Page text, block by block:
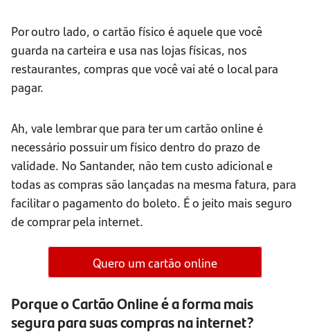
Por outro lado, o cartão físico é aquele que você
guarda na carteira e usa nas lojas físicas, nos
restaurantes, compras que você vai até o local para
pagar.
Ah, vale lembrar que para ter um cartão online é
necessário possuir um físico dentro do prazo de
validade. No Santander, não tem custo adicional e
todas as compras são lançadas na mesma fatura, para
facilitar o pagamento do boleto. É o jeito mais seguro
de comprar pela internet.
Quero um cartão online
Porque o Cartão Online é a forma mais
segura para suas compras na internet?